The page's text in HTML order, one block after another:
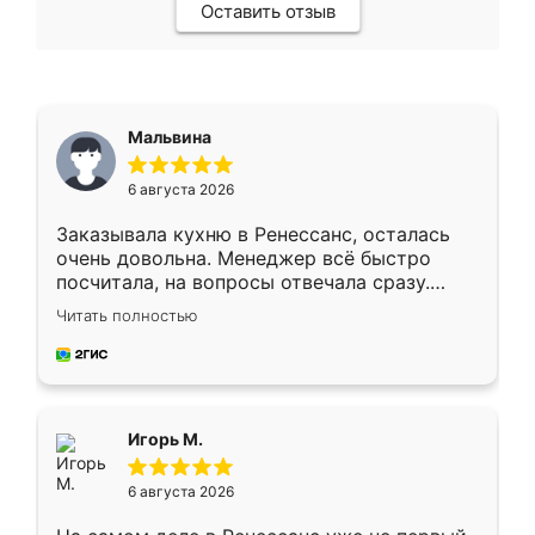
Оставить отзыв
Мальвина
6 августа 2026
Заказывала кухню в Ренессанс, осталась
очень довольна. Менеджер всё быстро
посчитала, на вопросы отвечала сразу.
Замерщик приехал в субботу, подошёл к
делу со всей ответственностью. Собрали
за день, ребята работали аккуратно, даже
Читать полностью
Игорь М.
6 августа 2026